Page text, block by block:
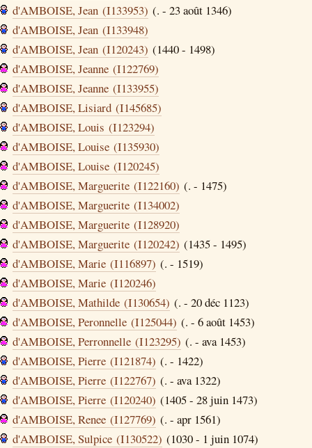
d'AMBOISE, Jean (I133953) (. - 23 août 1346)
d'AMBOISE, Jean (I133948)
d'AMBOISE, Jean (I120243) (1440 - 1498)
d'AMBOISE, Jeanne (I122769)
d'AMBOISE, Jeanne (I133955)
d'AMBOISE, Lisiard (I145685)
d'AMBOISE, Louis (I123294)
d'AMBOISE, Louise (I135930)
d'AMBOISE, Louise (I120245)
d'AMBOISE, Marguerite (I122160) (. - 1475)
d'AMBOISE, Marguerite (I134002)
d'AMBOISE, Marguerite (I128920)
d'AMBOISE, Marguerite (I120242) (1435 - 1495)
d'AMBOISE, Marie (I116897) (. - 1519)
d'AMBOISE, Marie (I120246)
d'AMBOISE, Mathilde (I130654) (. - 20 déc 1123)
d'AMBOISE, Peronnelle (I125044) (. - 6 août 1453)
d'AMBOISE, Perronnelle (I123295) (. - ava 1453)
d'AMBOISE, Pierre (I121874) (. - 1422)
d'AMBOISE, Pierre (I122767) (. - ava 1322)
d'AMBOISE, Pierre (I120240) (1405 - 28 juin 1473)
d'AMBOISE, Renee (I127769) (. - apr 1561)
d'AMBOISE, Sulpice (I130522) (1030 - 1 juin 1074)